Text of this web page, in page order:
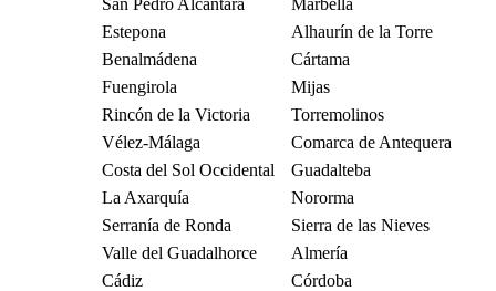
San Pedro Alcántara
Marbella
Estepona
Alhaurín de la Torre
Benalmádena
Cártama
Fuengirola
Mijas
Rincón de la Victoria
Torremolinos
Vélez-Málaga
Comarca de Antequera
Costa del Sol Occidental
Guadalteba
La Axarquía
Nororma
Serranía de Ronda
Sierra de las Nieves
Valle del Guadalhorce
Almería
Cádiz
Córdoba